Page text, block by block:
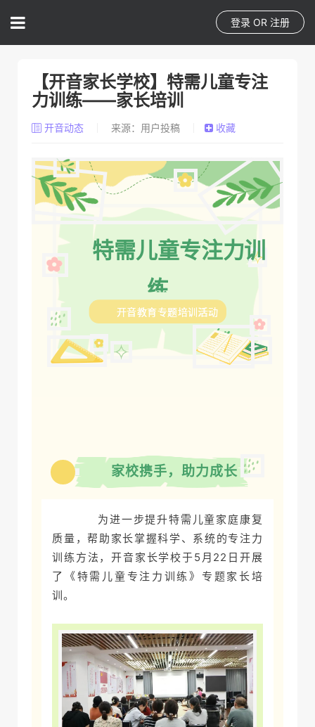
登录 OR 注册
【开音家长学校】特需儿童专注
力训练——家长培训
开音动态 来源：用户投稿 收藏
特需儿童专注力训
练
科学助力成长
开音教育专题培训活动
01 家校携手，助力成长
为进一步提升特需儿童家庭康复
质量，帮助家长掌握科学、系统的专注力
训练方法，开音家长学校于5月22日开展
了《特需儿童专注力训练》专题家长培
训。